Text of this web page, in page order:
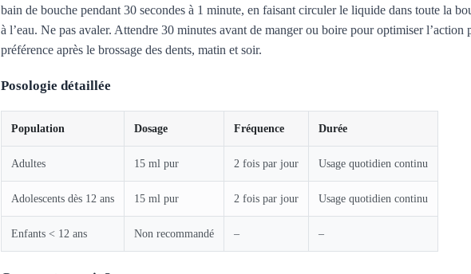
bain de bouche pendant 30 secondes à 1 minute, en faisant circuler le liquide dans toute la
à l’eau. Ne pas avaler. Attendre 30 minutes avant de manger ou boire pour optimiser
préférence après le brossage des dents, matin et soir.
Posologie détaillée
Population Dosage Fréquence Durée
Adultes 15 ml pur 2 fois par jour Usage quotidien continu
Adolescents dès 12 ans 15 ml pur 2 fois par jour Usage quotidien continu
Enfants < 12 ans Non recommandé – –